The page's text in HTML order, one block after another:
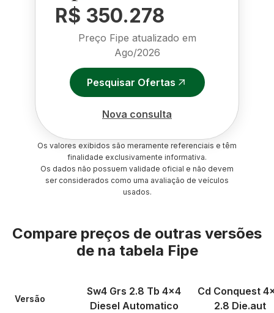
R$ 350.278
Preço Fipe atualizado em
Ago/2026
Pesquisar Ofertas
Nova consulta
Os valores exibidos são meramente referenciais e têm
finalidade exclusivamente informativa.
Os dados não possuem validade oficial e não devem
ser considerados como uma avaliação de veículos
usados.
Compare preços de outras versões
de na tabela Fipe
Versão
Sw4 Grs 2.8 Tb 4x4
Diesel Automatico
Cd Conquest
2.8 Die.aut